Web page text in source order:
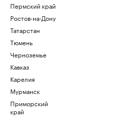
Пермский край
Ростов-на-Дону
Татарстан
Тюмень
Черноземье
Кавказ
Карелия
Мурманск
Приморский
край